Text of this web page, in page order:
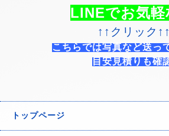
LINEでお気軽
↑↑クリック↑↑
こちらでは写真など送っ
目安見積りも確
トップページ